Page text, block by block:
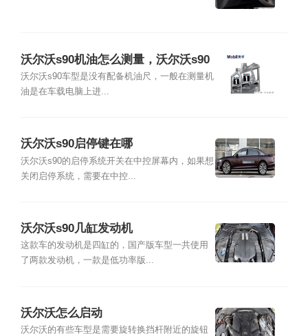
沃尔沃s90机油怎么测量，沃尔沃s90
机油加几升
沃尔沃s90车型是没有配备机油尺，一般在测量机
油是在车载电脑上进...
沃尔沃s90启停键在哪
沃尔沃s90的启停系统开关在中控屏幕内，如果想
关闭启停系统，需要在中控...
沃尔沃s90几缸发动机
这款车的发动机是四缸的，国产版车型一共使用
了两款发动机，一款是低功率版...
沃尔沃怎么启动
沃尔沃的有些车型是需要旋转换挡杆附近的旋钮